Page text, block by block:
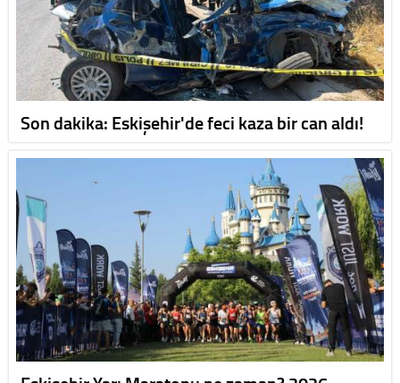
Son dakika: Eskişehir'de feci kaza bir can aldı!